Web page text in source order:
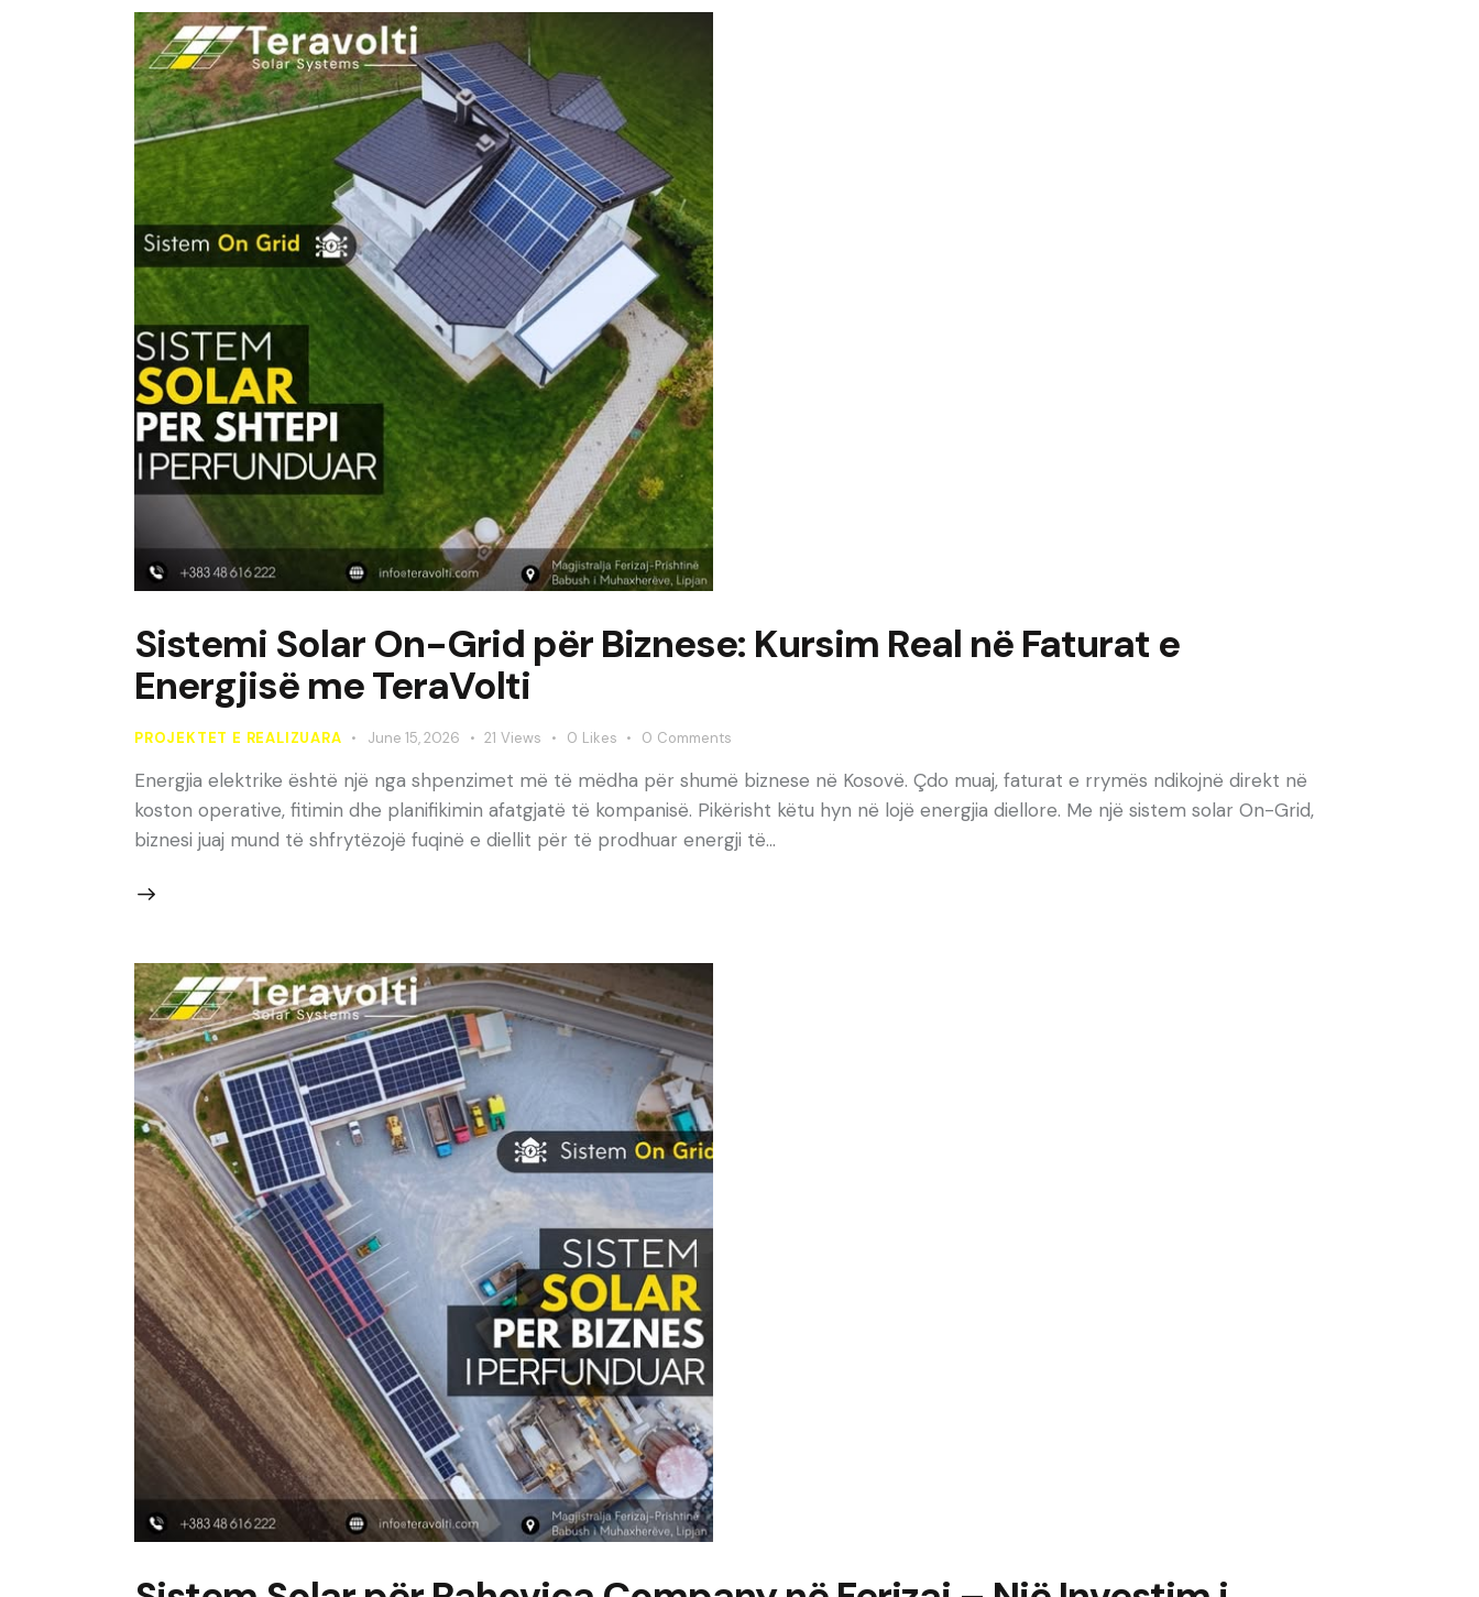
Sistemi Solar On-Grid për Biznese: Kursim Real në Faturat e
Energjisë me TeraVolti
PROJEKTET E REALIZUARA June 15, 2026 21 Views 0 Likes 0 Comments
Energjia elektrike është një nga shpenzimet më të mëdha për shumë biznese në Kosovë. Çdo muaj, faturat e rrymës ndikojnë direkt në
koston operative, fitimin dhe planifikimin afatgjatë të kompanisë. Pikërisht këtu hyn në lojë energjia diellore. Me një sistem solar On-Grid,
biznesi juaj mund të shfrytëzojë fuqinë e diellit për të prodhuar energji të…